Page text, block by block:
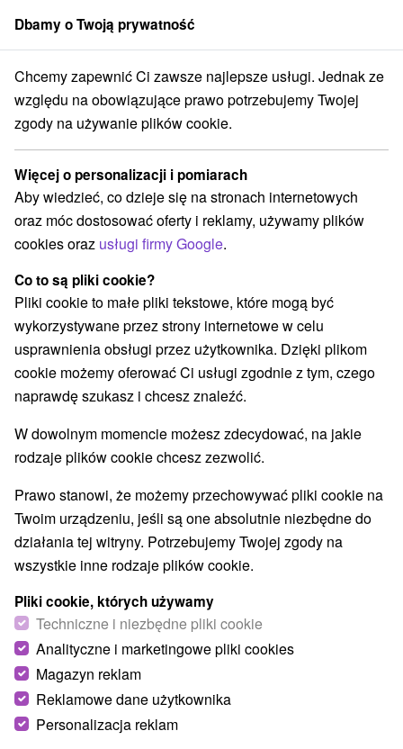
członek grupySorger
Hotel Satelit *** Pieszczany Pobyt dla seniorów Pieszczany
Pobyt dla seniorów Pieszczany
Hotel Satelit★★★Pieszczany Piešťany
Przejdź do lokalizacji
Urządzenie jest obecnie zamknięty z naszą ofertą!
8,4 doskonały·110 recenzji
Dbamy o Twoją prywatność
Chcemy zapewnić Ci zawsze najlepsze usługi. Jednak ze
względu na obowiązujące prawo potrzebujemy Twojej
zgody na używanie plików cookie.
Więcej o personalizacji i pomiarach
Aby wiedzieć, co dzieje się na stronach internetowych
oraz móc dostosować oferty i reklamy, używamy plików
cookies oraz usługi firmy Google.
Co to są pliki cookie?
Pliki cookie to małe pliki tekstowe, które mogą być
wykorzystywane przez strony internetowe w celu
usprawnienia obsługi przez użytkownika. Dzięki plikom
cookie możemy oferować Ci usługi zgodnie z tym, czego
naprawdę szukasz i chcesz znaleźć.
W dowolnym momencie możesz zdecydować, na jakie
rodzaje plików cookie chcesz zezwolić.
Prawo stanowi, że możemy przechowywać pliki cookie na
Twoim urządzeniu, jeśli są one absolutnie niezbędne do
działania tej witryny. Potrzebujemy Twojej zgody na
wszystkie inne rodzaje plików cookie.
Pliki cookie, których używamy
Techniczne i niezbędne pliki cookie
Analityczne i marketingowe pliki cookies
Magazyn reklam
Reklamowe dane użytkownika
Personalizacja reklam